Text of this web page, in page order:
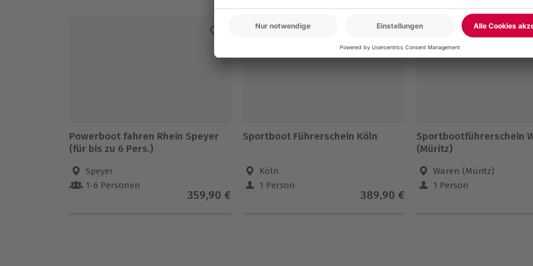
Powerboot fahren Rhein Speyer
(für bis zu 6 Pers.)
Speyer
1-6 Personen
359,90 €
-15% CLUB DEAL
Sportboot Führerschein Köln
Köln
1 Person
389,90 €
-15% CLUB DEAL
Sportbootführerschein
(Müritz)
Waren (Müritz)
1 Person